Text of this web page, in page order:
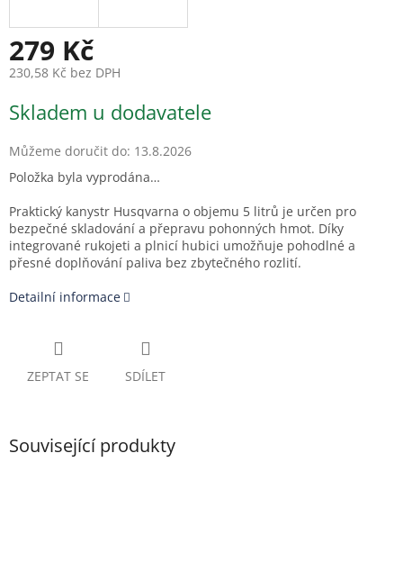
279 Kč
230,58 Kč bez DPH
cena:
Skladem u dodavatele
Můžeme doručit do: 13.8.2026
Položka byla vyprodána…
Praktický kanystr Husqvarna o objemu 5 litrů je určen pro
bezpečné skladování a přepravu pohonných hmot. Díky
integrované rukojeti a plnicí hubici umožňuje pohodlné a
přesné doplňování paliva bez zbytečného rozlití.
Detailní informace
ZEPTAT SE SDÍLET
Související produkty